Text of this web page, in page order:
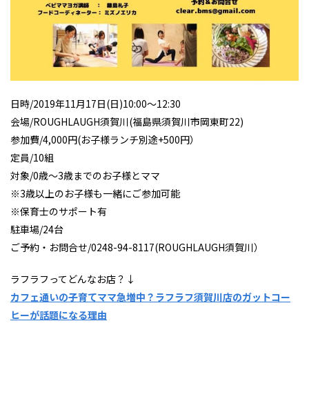
日時/2019年11月17日(日)10:00～12:30
会場/ROUGHLAUGH須賀川(福島県須賀川市岡東町22)
参加費/4,000円(お子様ランチ別途+500円）
定員/10組
対象/0歳～3歳までのお子様とママ
※3歳以上のお子様も一緒にご参加可能
※保育士のサポート有
駐車場/24台
ご予約・お問合せ/0248-94-8117(ROUGHLAUGH須賀川）
ラフラフってどんなお店？↓
カフェ通いの子育てママ急増中？ラフラフ須賀川店のガットコー
ヒーが話題になる理由